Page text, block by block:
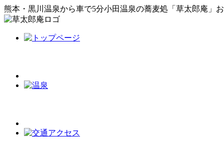
熊本・黒川温泉から車で5分小田温泉の蕎麦処「草太郎庵」